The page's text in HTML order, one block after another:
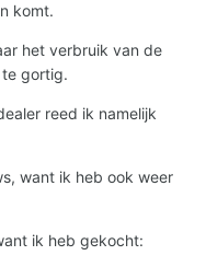
komt.
het verbruik van de
gortig.
reed ik namelijk
want ik heb ook weer
ik heb gekocht: